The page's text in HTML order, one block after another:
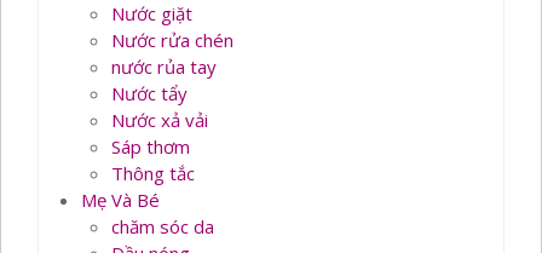
Nước giặt
Nước rửa chén
nước rủa tay
Nước tẩy
Nước xả vải
Sáp thơm
Thông tắc
Mẹ Và Bé
chăm sóc da